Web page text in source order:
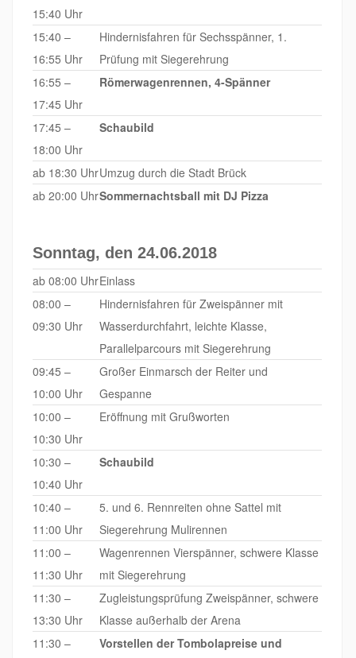
15:40 Uhr
15:40 –
16:55 Uhr
Hindernisfahren für Sechsspänner, 1.
Prüfung mit Siegerehrung
16:55 –
17:45 Uhr
Römerwagenrennen, 4-Spänner
17:45 –
18:00 Uhr
Schaubild
ab 18:30 UhrUmzug durch die Stadt Brück
ab 20:00 UhrSommernachtsball mit DJ Pizza
Sonntag, den 24.06.2018
ab 08:00 UhrEinlass
08:00 –
09:30 Uhr
Hindernisfahren für Zweispänner mit
Wasserdurchfahrt, leichte Klasse,
Parallelparcours mit Siegerehrung
09:45 –
10:00 Uhr
Großer Einmarsch der Reiter und
Gespanne
10:00 –
10:30 Uhr
Eröffnung mit Grußworten
10:30 –
10:40 Uhr
Schaubild
10:40 –
11:00 Uhr
5. und 6. Rennreiten ohne Sattel mit
Siegerehrung Mulirennen
11:00 –
11:30 Uhr
Wagenrennen Vierspänner, schwere Klasse
mit Siegerehrung
11:30 –
13:30 Uhr
Zugleistungsprüfung Zweispänner, schwere
Klasse außerhalb der Arena
11:30 –
Vorstellen der Tombolapreise und